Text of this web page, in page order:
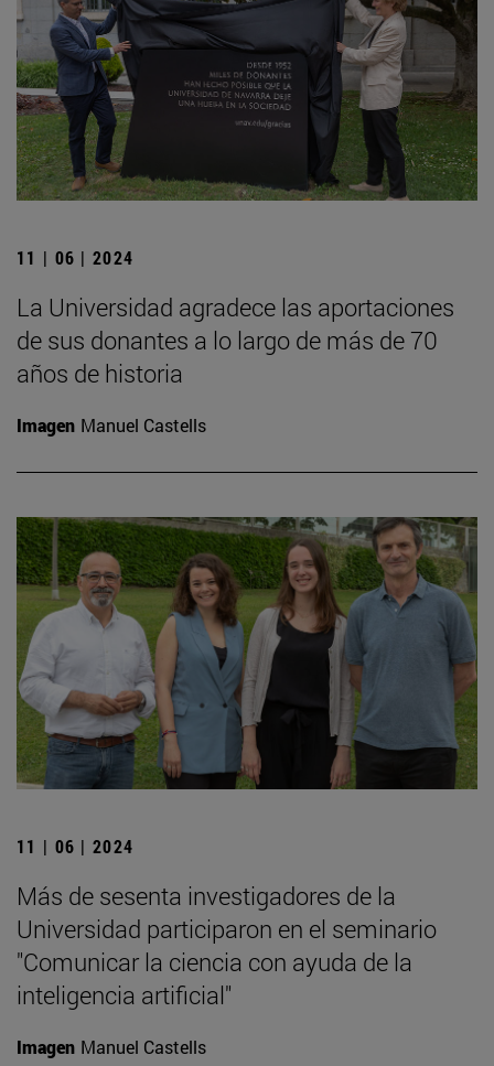
11 | 06 | 2024
La Universidad agradece las aportaciones
de sus donantes a lo largo de más de 70
años de historia
Imagen Manuel Castells
11 | 06 | 2024
Más de sesenta investigadores de la
Universidad participaron en el seminario
"Comunicar la ciencia con ayuda de la
inteligencia artificial"
Imagen Manuel Castells